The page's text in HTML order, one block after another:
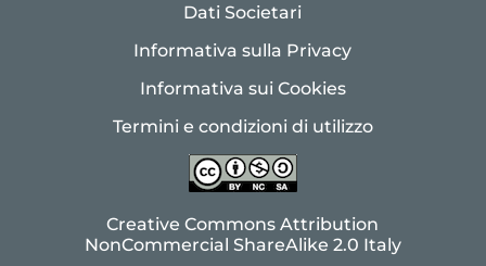
Dati Societari
Informativa sulla Privacy
Informativa sui Cookies
Termini e condizioni di utilizzo
Creative Commons Attribution
NonCommercial ShareAlike 2.0 Italy